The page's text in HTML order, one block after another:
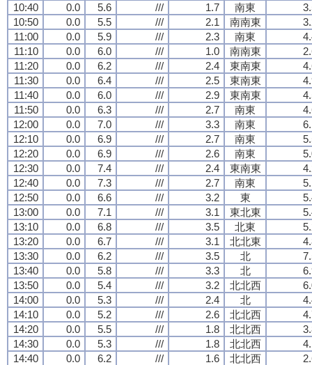
10:40
0.0 5.6 /// 1.7 南東
10:50
0.0 5.5 /// 2.1 南南東
11:00
0.0 5.9 /// 2.3 南東
11:10
0.0 6.0 /// 1.0 南南東
11:20
0.0 6.2 /// 2.4 東南東
11:30
0.0 6.4 /// 2.5 東南東
11:40
0.0 6.0 /// 2.9 東南東
11:50
0.0 6.3 /// 2.7 南東
12:00
0.0 7.0 /// 3.3 南東
12:10
0.0 6.9 /// 2.7 南東
12:20
0.0 6.9 /// 2.6 南東
12:30
0.0 7.4 /// 2.4 東南東
12:40
0.0 7.3 /// 2.7 南東
12:50
0.0 6.6 /// 3.2 東
13:00
0.0 7.1 /// 3.1 東北東
13:10
0.0 6.8 /// 3.5 北東
13:20
0.0 6.7 /// 3.1 北北東
13:30
0.0 6.2 /// 3.5 北
13:40
0.0 5.8 /// 3.3 北
13:50
0.0 5.4 /// 3.2 北北西
14:00
0.0 5.3 /// 2.4 北
14:10
0.0 5.2 /// 2.6 北北西
14:20
0.0 5.5 /// 1.8 北北西
14:30
0.0 5.3 /// 1.8 北北西
14:40
0.0 6.2 /// 1.6 北北西